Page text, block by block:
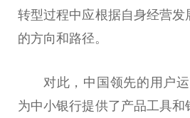
转型过程中应根据自身经营发
的方向和路径。
对此， 中国 领先的用户
为中小银行提供了产品工具和